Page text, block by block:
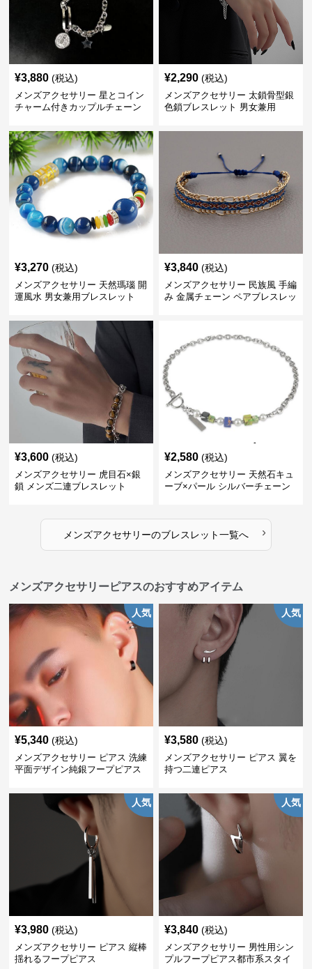
¥3,880 (税込)
メンズアクセサリー 星とコイン
チャーム付きカップルチェーン
¥2,290 (税込)
メンズアクセサリー 太鎖骨型銀
色鎖ブレスレット 男女兼用
¥3,270 (税込)
メンズアクセサリー 天然瑪瑙 開
運風水 男女兼用ブレスレット
¥3,840 (税込)
メンズアクセサリー 民族風 手編
み 金属チェーン ペアブレスレッ
¥3,600 (税込)
メンズアクセサリー 虎目石×銀
鎖 メンズ二連ブレスレット
¥2,580 (税込)
メンズアクセサリー 天然石キュ
ーブ×パール シルバーチェーン
メンズアクセサリーのブレスレット一覧へ ›
メンズアクセサリーピアスのおすすめアイテム
人気
¥5,340 (税込)
メンズアクセサリー ピアス 洗練
平面デザイン純銀フープピアス
人気
¥3,580 (税込)
メンズアクセサリー ピアス 翼を
持つ二連ピアス
人気
¥3,980 (税込)
メンズアクセサリー ピアス 縦棒
揺れるフープピアス
人気
¥3,840 (税込)
メンズアクセサリー 男性用シン
プルフープピアス都市系スタイ